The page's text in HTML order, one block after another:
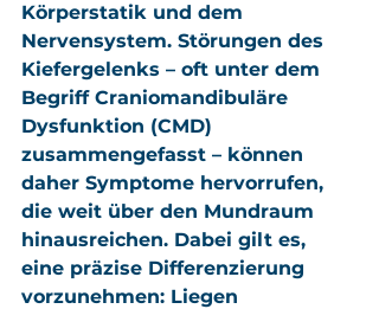
Körperstatik und dem
Nervensystem. Störungen des
Kiefergelenks – oft unter dem
Begriff Craniomandibuläre
Dysfunktion (CMD)
zusammengefasst – können
daher Symptome hervorrufen,
die weit über den Mundraum
hinausreichen. Dabei gilt es,
eine präzise Differenzierung
vorzunehmen: Liegen